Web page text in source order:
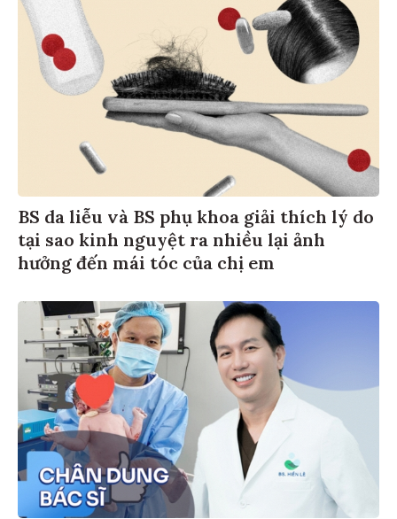
BS da liễu và BS phụ khoa giải thích lý do
tại sao kinh nguyệt ra nhiều lại ảnh
hưởng đến mái tóc của chị em